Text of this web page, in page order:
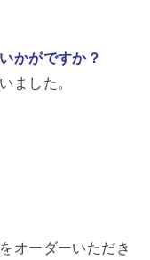
かがですか？
ました。
オーダーいただき